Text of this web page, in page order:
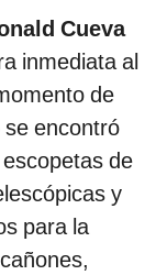
Cueva
inmediata al
de
se encontró
de
y
para la